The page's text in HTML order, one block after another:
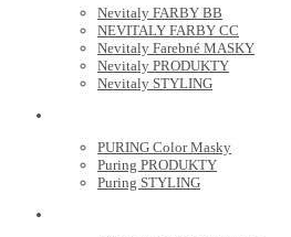
Nevitaly FARBY BB
NEVITALY FARBY CC
Nevitaly Farebné MASKY
Nevitaly PRODUKTY
Nevitaly STYLING
PURING Color Masky
Puring PRODUKTY
Puring STYLING